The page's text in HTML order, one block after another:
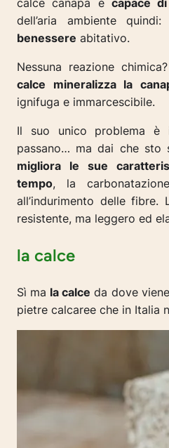
calce canapa è capace
dell’aria ambiente
benessere abitativo.
Nessuna reazione
calce mineralizza la
ignifuga e immarcescibile.
Il suo unico problema
passano… ma dai che sto
migliora le sue
tempo, la
all’indurimento delle fibre.
resistente, ma leggero ed
la calce
Sì ma la calce da dove
pietre calcaree che in Italia